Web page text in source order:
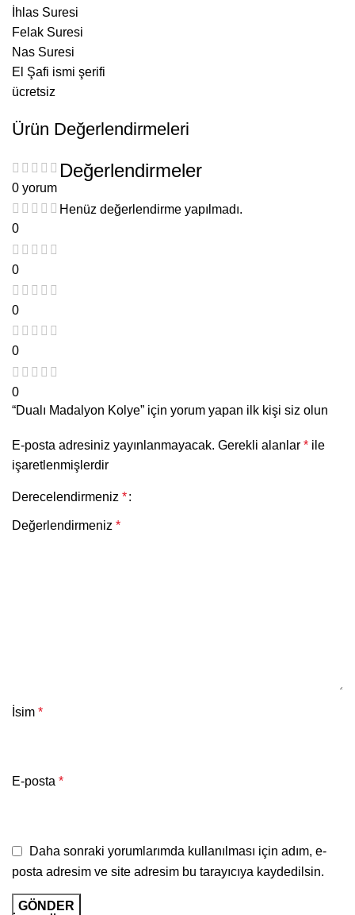
İhlas Suresi
Felak Suresi
Nas Suresi
El Şafi ismi şerifi
ücretsiz
Ürün Değerlendirmeleri
0 yorum
0
0
0
0
0
Değerlendirmeler
Henüz değerlendirme yapılmadı.
“Dualı Madalyon Kolye” için yorum yapan ilk kişi siz olun
E-posta adresiniz yayınlanmayacak. Gerekli alanlar * ile
işaretlenmişlerdir
Derecelendirmeniz *
Değerlendirmeniz *
İsim *
E-posta *
Daha sonraki yorumlarımda kullanılması için adım, e-
posta adresim ve site adresim bu tarayıcıya kaydedilsin.